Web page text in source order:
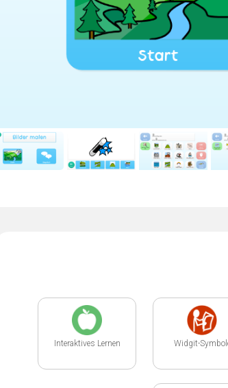
Interaktives Lernen Widgit-